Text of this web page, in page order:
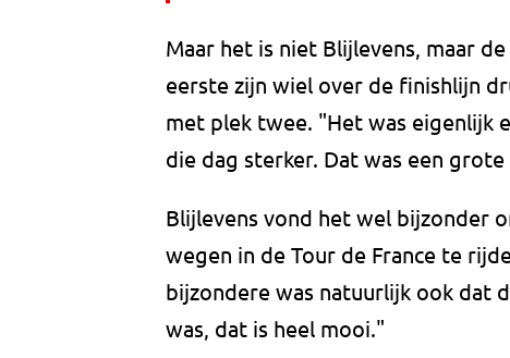
Maar het is niet Blijlevens, maar
eerste zijn wiel over de finishlijn
met plek twee. "Het was eigenlijk
die dag sterker. Dat was een
Blijlevens vond het wel bijzonder
wegen in de Tour de France te
bijzondere was natuurlijk ook dat
was, dat is heel mooi."